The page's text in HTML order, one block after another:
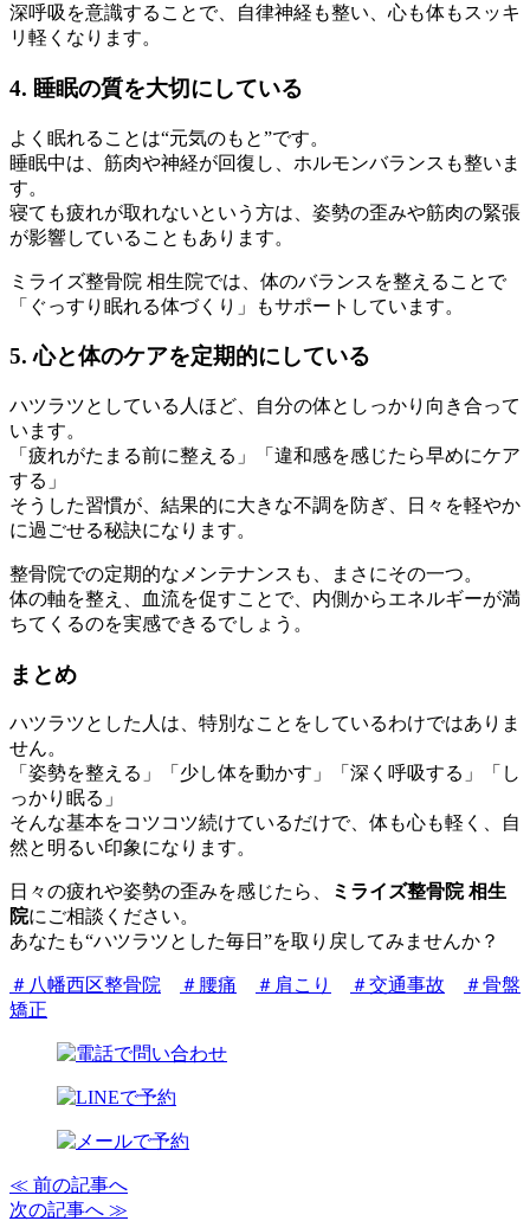
深呼吸を意識することで、自律神経も整い、心も体もスッキ
リ軽くなります。
4. 睡眠の質を大切にしている
よく眠れることは“元気のもと”です。
睡眠中は、筋肉や神経が回復し、ホルモンバランスも整いま
す。
寝ても疲れが取れないという方は、姿勢の歪みや筋肉の緊張
が影響していることもあります。
ミライズ整骨院 相生院では、体のバランスを整えることで
「ぐっすり眠れる体づくり」もサポートしています。
5. 心と体のケアを定期的にしている
ハツラツとしている人ほど、自分の体としっかり向き合って
います。
「疲れがたまる前に整える」「違和感を感じたら早めにケア
する」
そうした習慣が、結果的に大きな不調を防ぎ、日々を軽やか
に過ごせる秘訣になります。
整骨院での定期的なメンテナンスも、まさにその一つ。
体の軸を整え、血流を促すことで、内側からエネルギーが満
ちてくるのを実感できるでしょう。
まとめ
ハツラツとした人は、特別なことをしているわけではありま
せん。
「姿勢を整える」「少し体を動かす」「深く呼吸する」「し
っかり眠る」
そんな基本をコツコツ続けているだけで、体も心も軽く、自
然と明るい印象になります。
日々の疲れや姿勢の歪みを感じたら、
ミライズ整骨院 相生
院にご相談ください。
あなたも“ハツラツとした毎日”を取り戻してみませんか？
＃八幡西区整骨院 ＃腰痛 ＃肩こり ＃交通事故
＃骨盤
矯正
≪ 前の記事へ
次の記事へ ≫